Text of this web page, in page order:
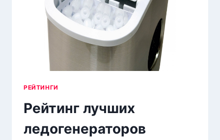
РЕЙТИНГИ
Рейтинг лучших
ледогенераторов